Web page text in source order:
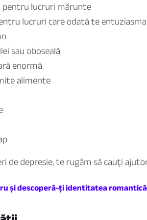
pentru lucruri mărunte
lucruri care odată te
sau oboseală
enormă
alimente
de depresie, te rugăm să cauți
și descoperă-ți identitatea romantică